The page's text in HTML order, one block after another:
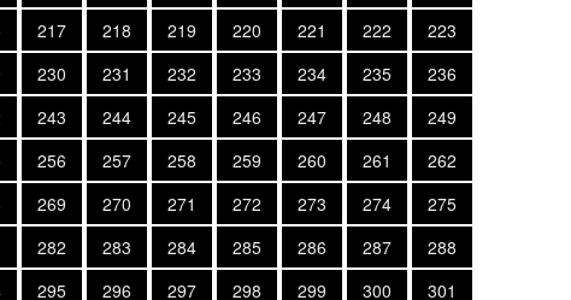
217 218 219 220 221 222
223
230 231 232 233 234 235
236
243 244 245 246 247 248
249
256 257 258 259 260 261
262
269 270 271 272 273 274
275
282 283 284 285 286 287
288
295 296 297 298 299 300 301